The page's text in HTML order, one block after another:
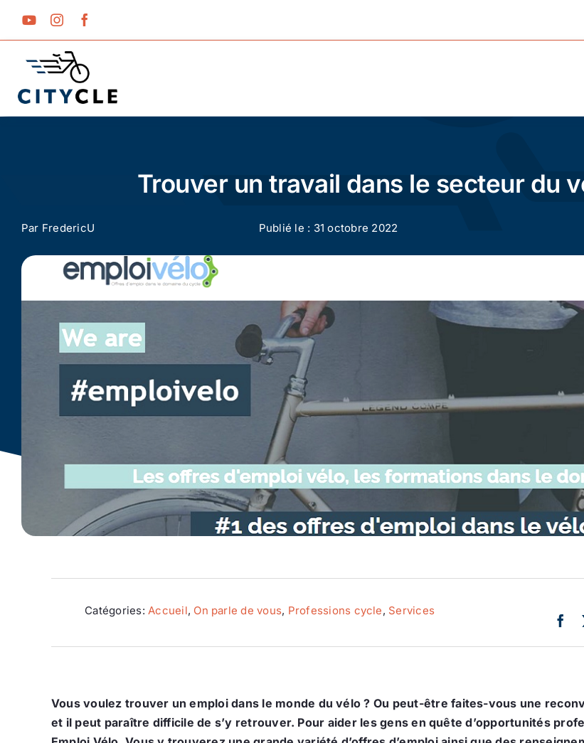
Cyclotourisme
Trouver un travail dans le secteur du
Par FredericU Publié le : 31 octobre 2022
Catégories: Accueil, On parle de vous, Professions cycle, Services
Vous voulez trouver un emploi dans le monde du vélo ? Ou peut-être faites-vous une
et il peut paraître difficile de s’y retrouver. Pour aider les gens en quête d’opportunités